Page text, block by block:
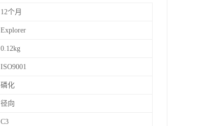
12个月
Explorer
0.12kg
ISO9001
磷化
径向
C3